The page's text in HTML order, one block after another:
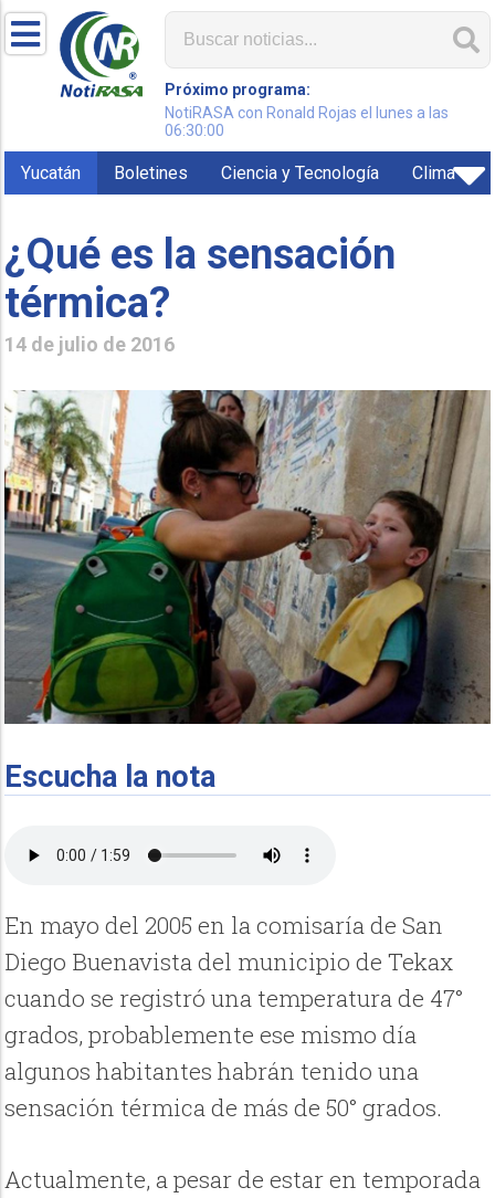
Próximo programa:
NotiRASA con Ronald Rojas el lunes a las
06:30:00
Yucatán Boletines Ciencia y Tecnología Clima
¿Qué es la sensación
térmica?
14 de julio de 2016
Escucha la nota
En mayo del 2005 en la comisaría de San
Diego Buenavista del municipio de Tekax
cuando se registró una temperatura de 47°
grados, probablemente ese mismo día
algunos habitantes habrán tenido una
sensación térmica de más de 50° grados.
Actualmente, a pesar de estar en temporada